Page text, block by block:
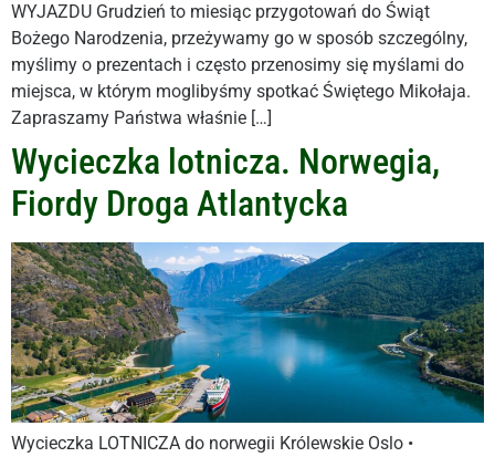
WYJAZDU Grudzień to miesiąc przygotowań do Świąt
Bożego Narodzenia, przeżywamy go w sposób szczególny,
myślimy o prezentach i często przenosimy się myślami do
miejsca, w którym moglibyśmy spotkać Świętego Mikołaja.
Zapraszamy Państwa właśnie […]
Wycieczka lotnicza. Norwegia,
Fiordy Droga Atlantycka
Wycieczka LOTNICZA do norwegii Królewskie Oslo •